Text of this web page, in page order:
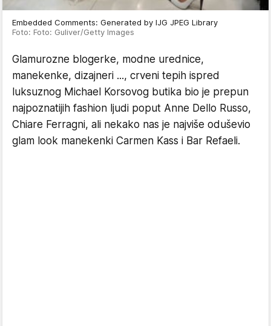
Embedded Comments: Generated by IJG JPEG Library
Foto: Foto: Guliver/Getty Images
Glamurozne blogerke, modne urednice,
manekenke, dizajneri ..., crveni tepih ispred
luksuznog Michael Korsovog butika bio je prepun
najpoznatijih fashion ljudi poput Anne Dello Russo,
Chiare Ferragni, ali nekako nas je najviše oduševio
glam look manekenki Carmen Kass i Bar Refaeli.